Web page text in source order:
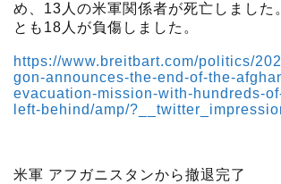
め、13人の米軍関係者が死亡しました
とも18人が負傷しました。
https://www.breitbart.com/politics/
gon-announces-the-end-of-the-
evacuation-mission-with-hundreds-
left-behind/amp/
米軍 アフガニスタンから撤退完了